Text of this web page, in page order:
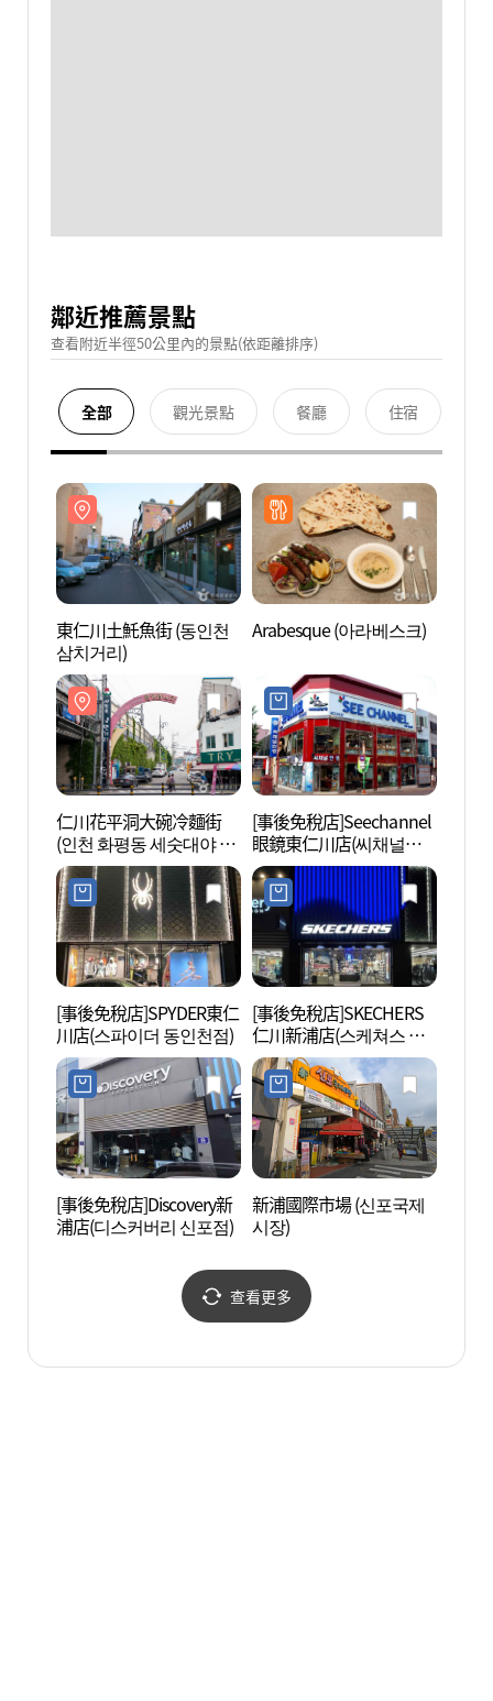
鄰近推薦景點
查看附近半徑50公里內的景點(依距離排序)
全部 觀光景點 餐廳 住宿
東仁川土魠魚街 (동인천
삼치거리)
Arabesque (아라베스크)
仁川花平洞大碗冷麵街
(인천 화평동 세숫대야 냉
면 거리)
[事後免稅店]Seechannel
眼鏡東仁川店(씨채널안
경 동인천점)
[事後免稅店]SPYDER東仁
川店(스파이더 동인천점)
[事後免稅店]SKECHERS
仁川新浦店(스케쳐스 인
천신포점)
[事後免稅店]Discovery新
浦店(디스커버리 신포점)
新浦國際市場 (신포국제
시장)
查看更多